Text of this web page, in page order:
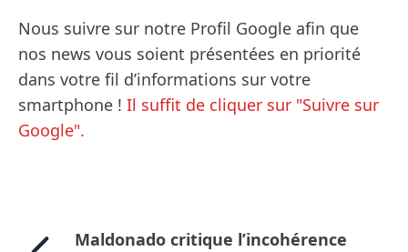
Nous suivre sur notre Profil Google afin que
nos news vous soient présentées en priorité
dans votre fil d’informations sur votre
smartphone ! Il suffit de cliquer sur "Suivre sur
Google".
Maldonado critique l’incohérence